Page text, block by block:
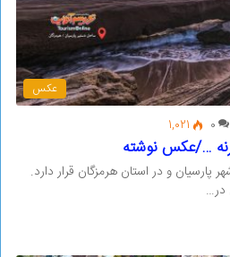
عکس
0
1,021
…/عکس نوشته
پارسیان و در استان هرمزگان قرار دارد.
در…